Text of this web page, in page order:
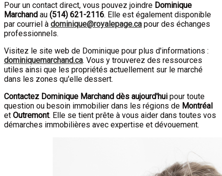
Pour un contact direct, vous pouvez joindre Dominique
Marchand au (514) 621-2116. Elle est également disponible
par courriel à dominique@royalepage.ca pour des échanges
professionnels.
Visitez le site web de Dominique pour plus d'informations :
dominiquemarchand.ca. Vous y trouverez des ressources
utiles ainsi que les propriétés actuellement sur le marché
dans les zones qu'elle dessert.
Contactez Dominique Marchand dès aujourd'hui pour toute
question ou besoin immobilier dans les régions de Montréal
et Outremont. Elle se tient prête à vous aider dans toutes vos
démarches immobilières avec expertise et dévouement.